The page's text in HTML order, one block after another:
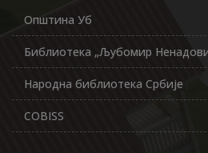
Општина Уб
Библиотека „Љубомир
Народна библиотека Србије
COBISS